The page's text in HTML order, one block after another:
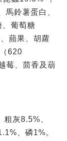
馬鈴薯蛋白、
葡萄糖
蘋果、胡蘿
620
莓、茴香及葫
灰8.5%、
、磷1%。